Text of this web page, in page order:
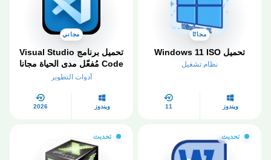
مجانًا
تحميل Windows 11 ISO
نظام تشغيل
ويندوز 11
مجاني
تحميل برنامج Visual Studio
Code​ مُفعّل مدى الحياة مجانا
2026
أدوات التطوير
ويندوز 2026
تحديث تحديث